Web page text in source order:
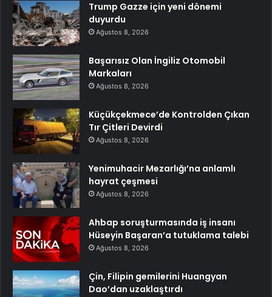
Trump Gazze için yeni dönemi
duyurdu
Ağustos 8, 2026
Başarısız Olan İngiliz Otomobil
Markaları
Ağustos 8, 2026
Küçükçekmece’de Kontrolden Çıkan
Tır Çitleri Devirdi
Ağustos 8, 2026
Yenimuhacir Mezarlığı’na anlamlı
hayrat çeşmesi
Ağustos 8, 2026
Ahbap soruşturmasında iş insanı
Hüseyin Başaran’a tutuklama talebi
Ağustos 8, 2026
Çin, Filipin gemilerini Huangyan
Dao’dan uzaklaştırdı